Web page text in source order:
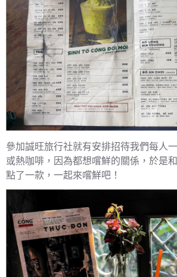
參加誠旺旅行社就有安排招待我們每人
或熱咖啡，因為都想嚐鮮的關係，於是
點了一款，一起來嚐鮮吧！